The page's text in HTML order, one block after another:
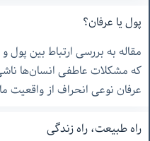
پول یا عرفان؟
مقاله به بررسی ارتباط بین پول
که مشکلات عاطفی انسان‌ها
عرفان نوعی انحراف از واقعیت
راه طبیعت، راه زندگی